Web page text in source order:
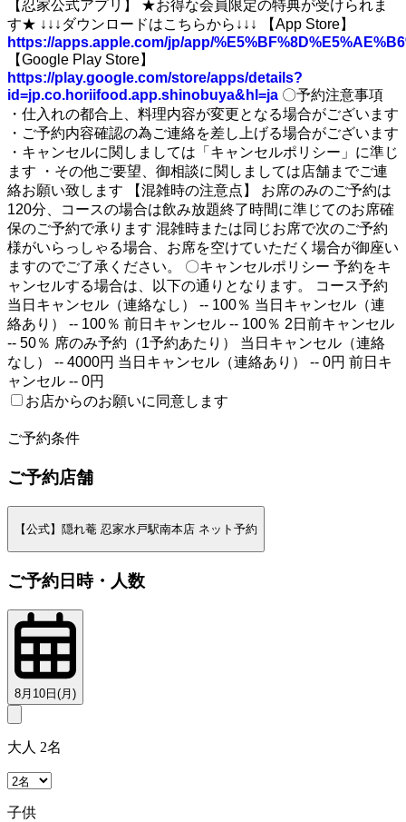
【忍家公式アプリ】 ★お得な会員限定の特典が受けられま
す★ ↓↓↓ダウンロードはこちらから↓↓↓ 【App Store】
https://apps.apple.com/jp/app/
【Google Play Store】
https://play.google.com/store/apps/details?
id=jp.co.horiifood.app.shinobuya&hl=ja 〇予約注意事項
・仕入れの都合上、料理内容が変更となる場合がございます
・ご予約内容確認の為ご連絡を差し上げる場合がございます
・キャンセルに関しましては「キャンセルポリシー」に準じ
ます ・その他ご要望、御相談に関しましては店舗までご連
絡お願い致します 【混雑時の注意点】 お席のみのご予約は
120分、コースの場合は飲み放題終了時間に準じてのお席確
保のご予約で承ります 混雑時または同じお席で次のご予約
様がいらっしゃる場合、お席を空けていただく場合が御座い
ますのでご了承ください。 〇キャンセルポリシー 予約をキ
ャンセルする場合は、以下の通りとなります。 コース予約
当日キャンセル（連絡なし） -- 100％ 当日キャンセル（連
絡あり） -- 100％ 前日キャンセル -- 100％ 2日前キャンセル
-- 50％ 席のみ予約（1予約あたり） 当日キャンセル（連絡
なし） -- 4000円 当日キャンセル（連絡あり） -- 0円 前日キ
ャンセル -- 0円
お店からのお願いに同意します
ご予約条件
ご予約店舗
【公式】隠れ菴 忍家水戸駅南本店 ネット予約
ご予約日時・人数
8月10日(月)
大人 2名
子供